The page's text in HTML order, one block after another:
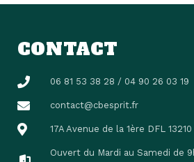
CONTACT
06 81 53 38 28 / 04 90 26 03 19
contact@cbesprit.fr
17A Avenue de la 1ère DFL
Ouvert du Mardi au Samedi de